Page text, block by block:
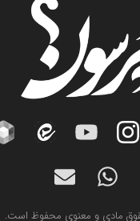
مادی و معنوی محفوظ است.